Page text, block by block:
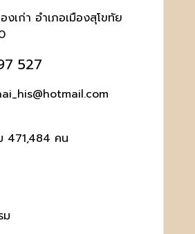
งเก่า อำเภอเมืองสุโขทัย
527
471,484 คน
ม